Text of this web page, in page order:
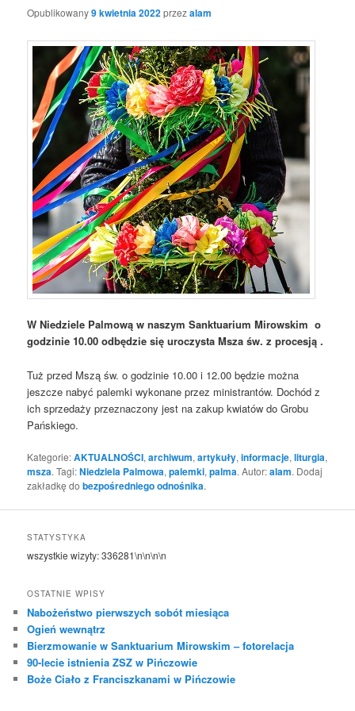
Opublikowany9 kwietnia 2022przezalam
W Niedziele Palmową w naszym Sanktuarium Mirowskim o
godzinie 10.00 odbędzie się uroczysta Msza św. z procesją .
Tuż przed Mszą św. o godzinie 10.00 i 12.00 będzie można
jeszcze nabyć palemki wykonane przez ministrantów. Dochód z
ich sprzedaży przeznaczony jest na zakup kwiatów do Grobu
Pańskiego.
Kategorie:AKTUALNOŚCI,archiwum,artykuły,informacje,liturgia,
msza. Tagi:Niedziela Palmowa,palemki,palma. Autor:alam. Dodaj
zakładkę dobezpośredniego odnośnika.
STATYSTYKA
wszystkie wizyty:336281\n\n\n\n
OSTATNIE WPISY
Nabożeństwo pierwszych sobót miesiąca
Ogień wewnątrz
Bierzmowanie w Sanktuarium Mirowskim – fotorelacja
90-lecie istnienia ZSZ w Pińczowie
Boże Ciało z Franciszkanami w Pińczowie